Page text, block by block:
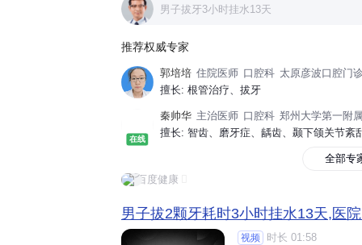
男子拔牙3小时挂水13天
推荐权威专家
郭培培 住院医师 口腔科 太原彦波口腔门
擅长: 根管治疗、拔牙
在线
秦帅华 主治医师 口腔科 郑州大学第一附
全部专
百度健康
男子拔2颗牙耗时3小时挂水13天,医
视频
时长 01:58